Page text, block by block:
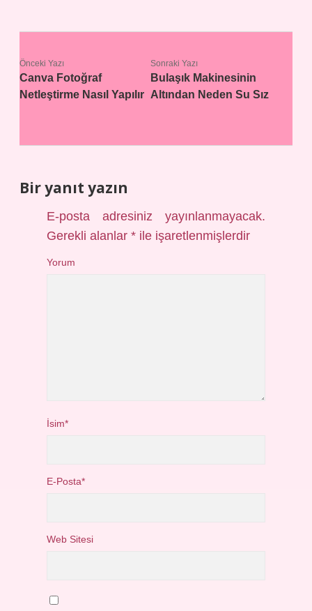
Önceki Yazı
Canva Fotoğraf
Netleştirme Nasıl Yapılır
Sonraki Yazı
Bulaşık Makinesinin
Altından Neden Su Sız
Bir yanıt yazın
E-posta adresiniz yayınlanmayacak.
Gerekli alanlar* ile işaretlenmişlerdir
Yorum
İsim*
E-Posta*
Web Sitesi